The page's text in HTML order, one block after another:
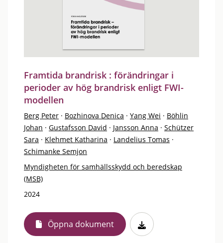
Framtida brandrisk : förändringar i
perioder av hög brandrisk enligt FWI-
modellen
Berg Peter · Bozhinova Denica · Yang Wei · Böhlin
Johan · Gustafsson David · Jansson Anna · Schützer
Sara · Klehmet Katharina · Landelius Tomas ·
Schimanke Semjon
Myndigheten för samhällsskydd och beredskap
(MSB)
2024
Öppna dokument